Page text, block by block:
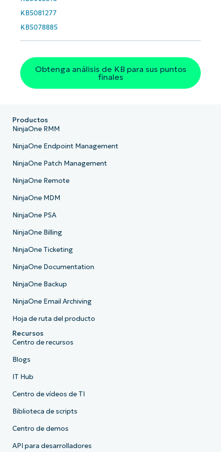
KB5081277
KB5078885
Obtenga análisis de KB para sus puntos
finales
País
Company
name*
Productos
NinjaOne RMM
NinjaOne Endpoint Management
NinjaOne Patch Management
NinjaOne Remote
NinjaOne MDM
NinjaOne PSA
NinjaOne Billing
NinjaOne Ticketing
NinjaOne Documentation
NinjaOne Backup
NinjaOne Email Archiving
Hoja de ruta del producto
Recursos
Centro de recursos
Blogs
IT Hub
Centro de vídeos de TI
Biblioteca de scripts
Centro de demos
API para desarrolladores